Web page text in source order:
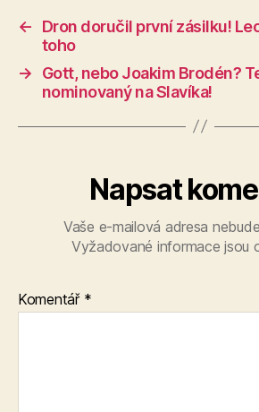
←
Dron doručil první zásilku!
toho
→
Gott, nebo Joakim Brodén?
nominovaný na Slavíka!
Napsat
Vaše e-mailová adresa
Vyžadované informace jsou
Komentář *